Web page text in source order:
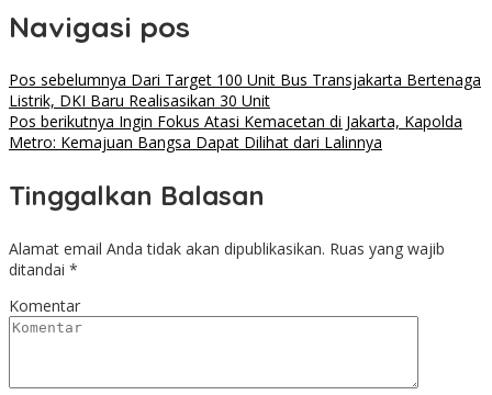
Navigasi pos
Pos sebelumnya Dari Target 100 Unit Bus Transjakarta Bertenaga
Listrik, DKI Baru Realisasikan 30 Unit
Pos berikutnya Ingin Fokus Atasi Kemacetan di Jakarta, Kapolda
Metro: Kemajuan Bangsa Dapat Dilihat dari Lalinnya
Tinggalkan Balasan
Alamat email Anda tidak akan dipublikasikan. Ruas yang wajib
ditandai *
Komentar